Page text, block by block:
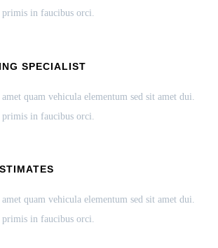
primis in faucibus orci.
SPECIALIST
quam vehicula elementum sed sit amet dui.
in faucibus orci.
quam vehicula elementum sed sit amet dui.
in faucibus orci.